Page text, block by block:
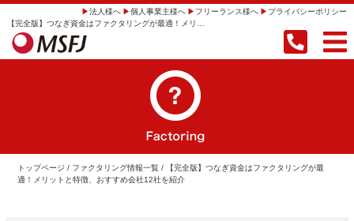
法人様へ 個人事業主様へ フリーランス様へ プライバシーポリシー
トップページ / ファクタリング情報一覧 / 【完全版】つなぎ資金はファクタリングが最
適！メリットと特徴、おすすめ会社12社を紹介